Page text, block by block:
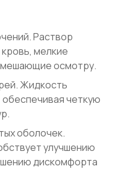
Раствор
мелкие
мешающие осмотру.
Жидкость
обеспечивая четкую
оболочек.
улучшению
дискомфорта